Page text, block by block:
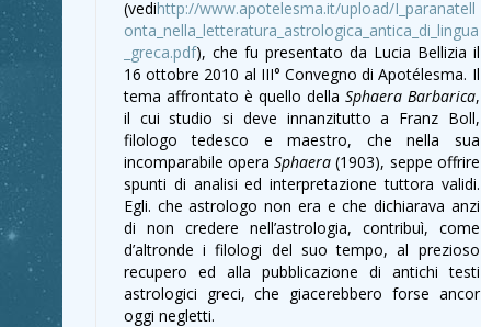
(vedihttp://www.apotelesma.it/upload/I_paranatell
onta_nella_letteratura_astrologica_antica_di_lingua
_greca.pdf), che fu presentato da Lucia Bellizia il
16 ottobre 2010 al III° Convegno di Apotélesma. Il
tema affrontato è quello della Sphaera Barbarica,
il cui studio si deve innanzitutto a Franz Boll,
filologo tedesco e maestro, che nella sua
incomparabile operaSphaera (1903), seppe offrire
spunti di analisi ed interpretazione tuttora validi.
Egli. che astrologo non era e che dichiarava anzi
di non credere nell’astrologia, contribuì, come
d’altronde i filologi del suo tempo, al prezioso
recupero ed alla pubblicazione di antichi testi
astrologici greci, che giacerebbero forse ancor
oggi negletti.